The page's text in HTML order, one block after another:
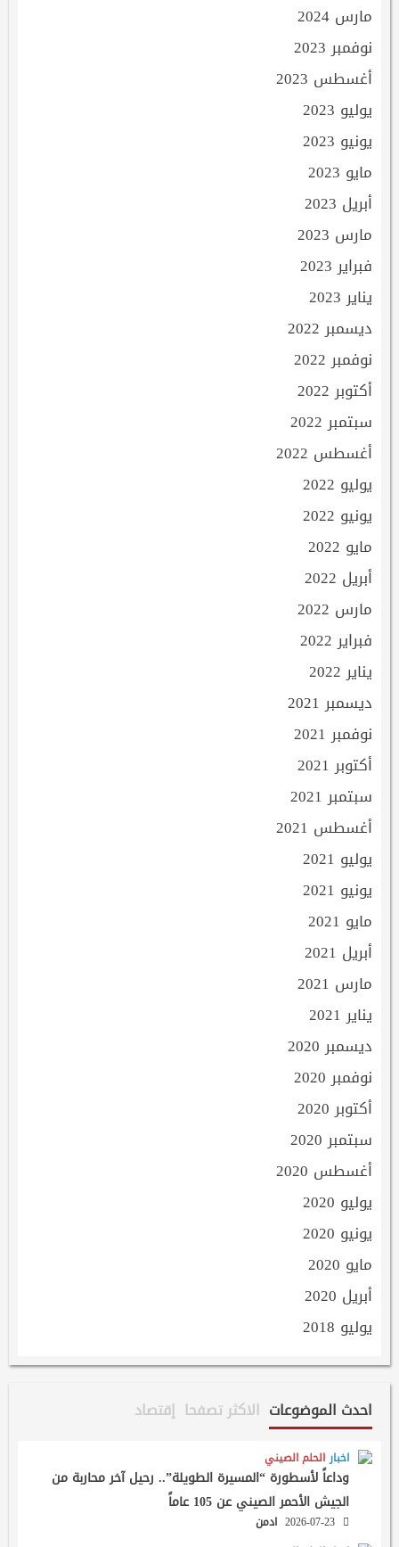
مارس 2024
نوفمبر 2023
أغسطس 2023
يوليو 2023
يونيو 2023
مايو 2023
أبريل 2023
مارس 2023
فبراير 2023
يناير 2023
ديسمبر 2022
نوفمبر 2022
أكتوبر 2022
سبتمبر 2022
أغسطس 2022
يوليو 2022
يونيو 2022
مايو 2022
أبريل 2022
مارس 2022
فبراير 2022
يناير 2022
ديسمبر 2021
نوفمبر 2021
أكتوبر 2021
سبتمبر 2021
أغسطس 2021
يوليو 2021
يونيو 2021
مايو 2021
أبريل 2021
مارس 2021
يناير 2021
ديسمبر 2020
نوفمبر 2020
أكتوبر 2020
سبتمبر 2020
أغسطس 2020
يوليو 2020
يونيو 2020
مايو 2020
أبريل 2020
يوليو 2018
احدث الموضوعات الاكثر تصفحا إقتصاد
اخبار الحلم الصيني
وداعاً لأسطورة “المسيرة الطويلة”.. رحيل آخر محاربة من
الجيش الأحمر الصيني عن 105 عاماً
ادمن